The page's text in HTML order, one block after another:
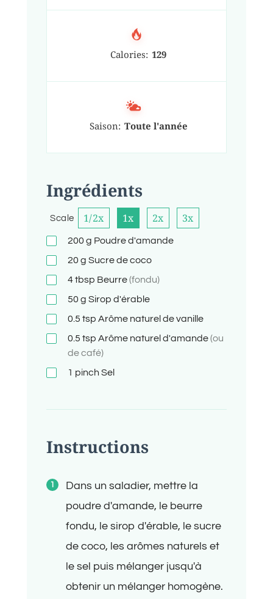
Calories: 129
Saison: Toute l'année
Ingrédients
Scale 1/2x 1x 2x 3x
200 g Poudre d'amande
20 g Sucre de coco
4tbsp Beurre(fondu)
50 g Sirop d'érable
0.5 tsp Arôme naturel de vanille
0.5 tsp Arôme naturel d'amande(ou
de café)
1 pinch Sel
Instructions
Dans un saladier, mettre la
poudre d'amande, le beurre
fondu, le sirop d'érable, le sucre
de coco, les arômes naturels et
le sel puis mélanger jusqu'à
obtenir un mélanger homogène.